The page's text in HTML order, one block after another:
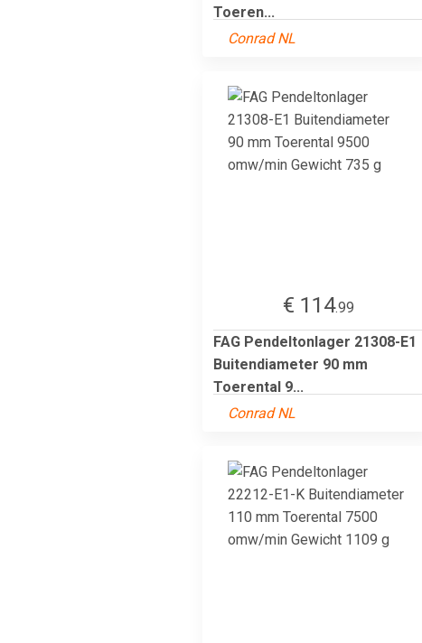
Toeren...
Conrad NL
€ 114.99
FAG Pendeltonlager 21308-E1
Buitendiameter 90 mm
Toerental 9...
Conrad NL